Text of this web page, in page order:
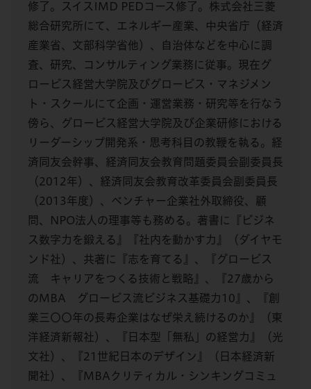
修了。スイスIMD PEDコース修了。株式会社三菱
総合研究所にて、エネルギー産業、中央省庁（経済
産業省、文部科学省他）、自治体などを中心に調
査、研究、コンサルティング業務に従事。現在グ
ロービス経営大学院及びグロービス・マネジメン
ト・スクールにて企画・運営業務・研究等を行なう
傍ら、グロービス経営大学院及び企業研修における
リーダーシップ開発系・思考科目の教鞭を執る。経
済同友会幹事、経済同友会教育問題委員会副委員長
（2012年）、経済同友会教育改革委員会副委員長
（2013年度）、ベンチャー企業社外取締役、顧
問、NPO法人の理事等も務める。著書に『ビジネ
ス数字力を鍛える』『社内を動かす力』（ダイヤモ
ンド社）、共著に『志を育てる』、『グロービス
流 キャリアをつくる技術と戦略』、『27歳から
のMBA グロービス流ビジネス基礎力10』、『創
業三〇〇年の長寿企業はなぜ栄え続けるのか』（東
洋経済新報社）、『日本型「無私」の経営力』（光
文社）、『21世紀日本のデザイン』（日本経済新
聞社）、『MBAクリティカル・シンキングコミュ